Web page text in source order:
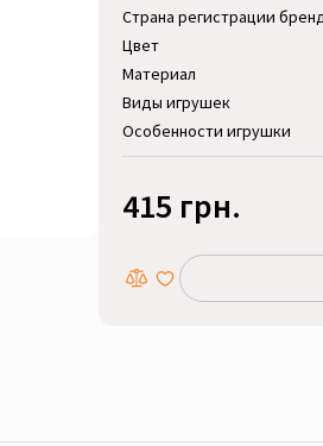
Страна регистрации
Цвет
Материал
Виды игрушек
Особенности игрушки
415 грн.